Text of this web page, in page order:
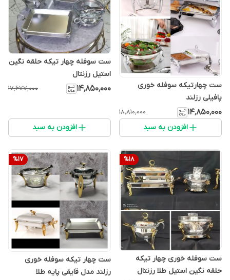
ست چهارتیکه سوفله خوری
پافیلی رزلند
۱۴٬۸۵۰٬۰۰۰ ۱۸٬۸۱۰٬۰۰۰
افزودن به سبد
ست سوفله چهار تیکه حلقه نگین
استیل رزنتال
۱۴٬۸۵۰٬۰۰۰ ۱۷٬۶۷۷٬۰۰۰
افزودن به سبد
%18
ست سوفله خوری چهار تیکه
حلقه نگین استیل طلا رزنتال
%17
ست چهار تیکه سوفله خوری
رزلند مدل قایقی پایه طلا